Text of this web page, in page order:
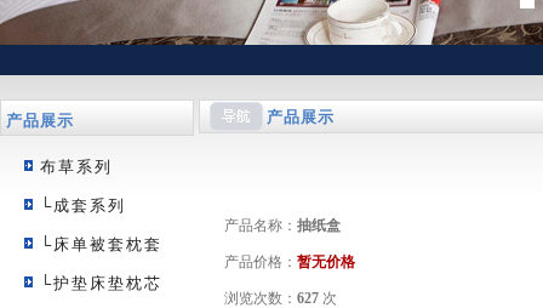
产品展示
布草系列
└成套系列
└床单被套枕套
└护垫床垫枕芯
产品展示
产品名称： 抽纸盒
产品价格： 暂无价格
浏览次数： 627次